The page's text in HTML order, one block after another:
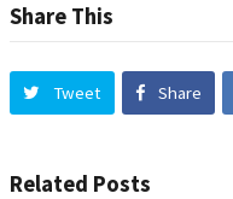
Share This
Tweet Share
Related Posts